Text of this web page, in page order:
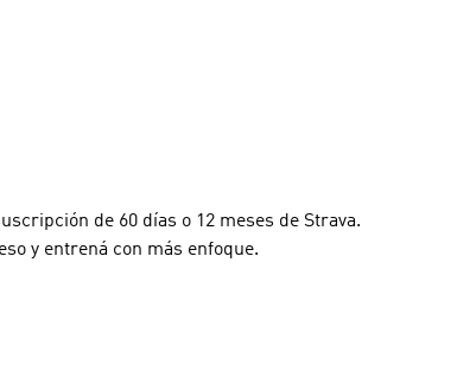
de 60 días o 12 meses de Strava.
y entrená con más enfoque.